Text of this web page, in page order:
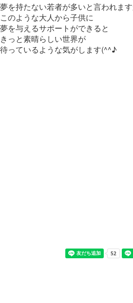
夢を持たない若者が多いと言われま
このような大人から子供に
夢を与えるサポートができると
きっと素晴らしい世界が
待っているような気がします(^^♪